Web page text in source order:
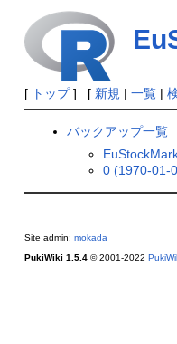
[ トップ] [ 新規 | 一覧|
バックアップ一覧
0 (1970-01-
Site admin: mokada
PukiWiki 1.5.4© 2001-2022